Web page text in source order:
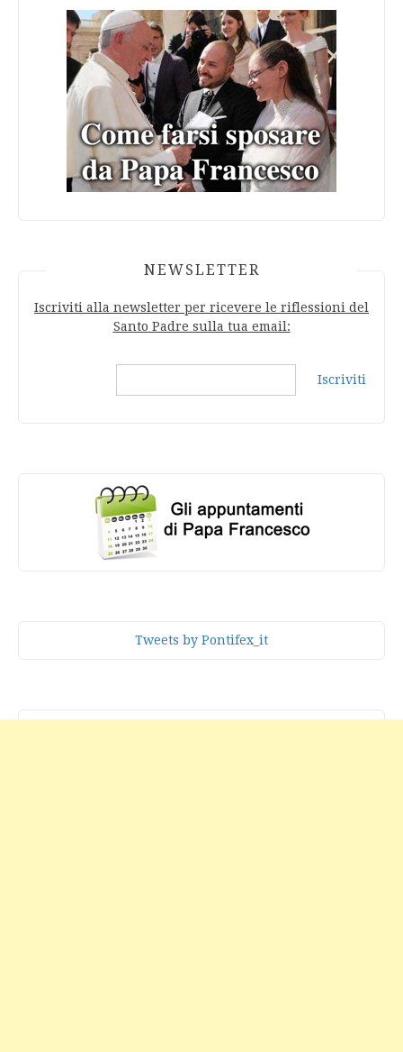
NEWSLETTER
Iscriviti alla newsletter per ricevere le riflessioni del
Santo Padre sulla tua email:
Iscriviti
Tweets by Pontifex_it